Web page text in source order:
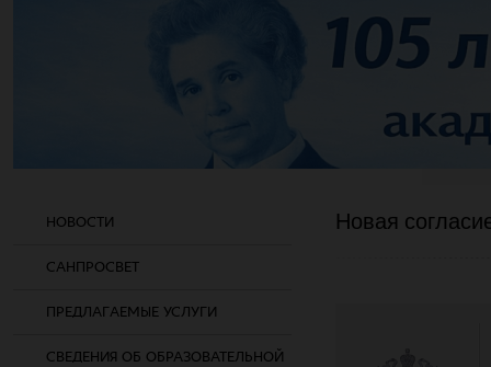
НОВОСТИ
САНПРОСВЕТ
ПРЕДЛАГАЕМЫЕ УСЛУГИ
СВЕДЕНИЯ ОБ ОБРАЗОВАТЕЛЬНОЙ
Новая